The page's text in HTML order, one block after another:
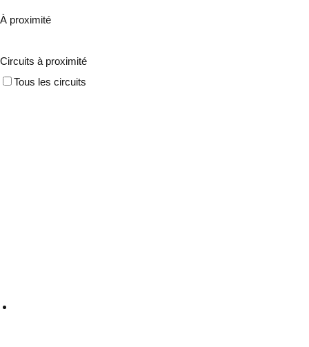
À proximité
Circuits à proximité
Tous les circuits